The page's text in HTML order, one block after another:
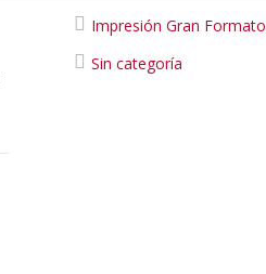
Impresión Gran Formato
Sin categoría